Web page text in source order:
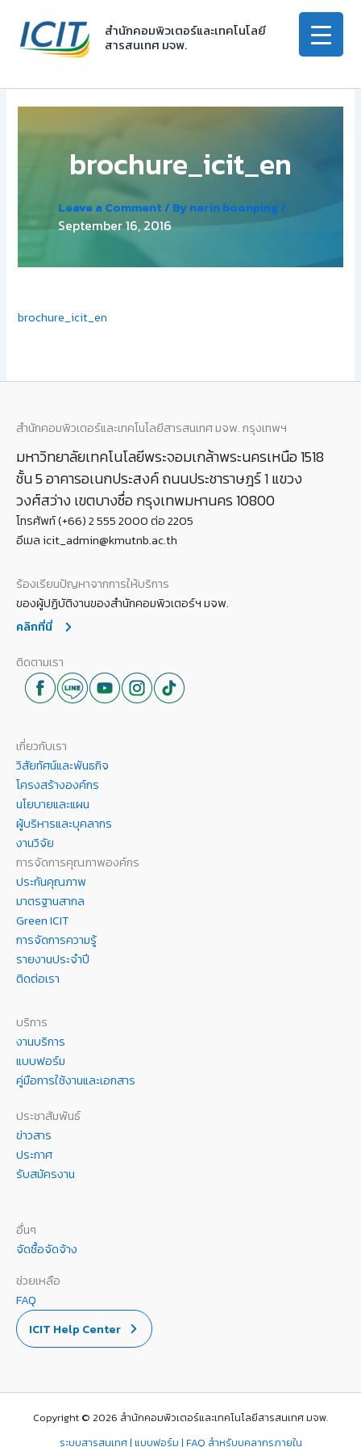
content
สำนักคอมพิวเตอร์และเทคโนโลยี
สารสนเทศ มจพ.
brochure_icit_en
Leave a Comment / Bynarin boonping/
September 16, 2016
brochure_icit_en
สำนักคอมพิวเตอร์และเทคโนโลยีสารสนเทศ มจพ. กรุงเทพฯ
มหาวิทยาลัยเทคโนโลยีพระจอมเกล้าพระนครเหนือ 1518
ชั้น 5 อาคารอเนกประสงค์ ถนนประชาราษฎร์ 1 แขวง
วงศ์สว่าง เขตบางซื่อ กรุงเทพมหานคร 10800
โทรศัพท์ (+66) 2 555 2000 ต่อ 2205
อีเมล icit_admin@kmutnb.ac.th
ร้องเรียนปัญหาจากการให้บริการ
ของผู้ปฏิบัติงานของสำนักคอมพิวเตอร์ฯ มจพ.
คลิกที่นี่
ติดตามเรา
เกี่ยวกับเรา
วิสัยทัศน์และพันธกิจ
โครงสร้างองค์กร
นโยบายและแผน
ผู้บริหารและบุคลากร
งานวิจัย
การจัดการคุณภาพองค์กร
ประกันคุณภาพ
มาตรฐานสากล
Green ICIT
การจัดการความรู้
รายงานประจำปี
ติดต่อเรา
บริการ
งานบริการ
แบบฟอร์ม
คู่มือการใช้งานและเอกสาร
ประชาสัมพันธ์
ข่าวสาร
ประกาศ
รับสมัครงาน
อื่นๆ
จัดซื้อจัดจ้าง
ช่วยเหลือ
FAQ
ICIT Help Center
Copyright © 2026 สำนักคอมพิวเตอร์และเทคโนโลยีสารสนเทศ มจพ.
ระบบสารสนเทศ | แบบฟอร์ม | FAQ สำหรับบุคลากรภายใน